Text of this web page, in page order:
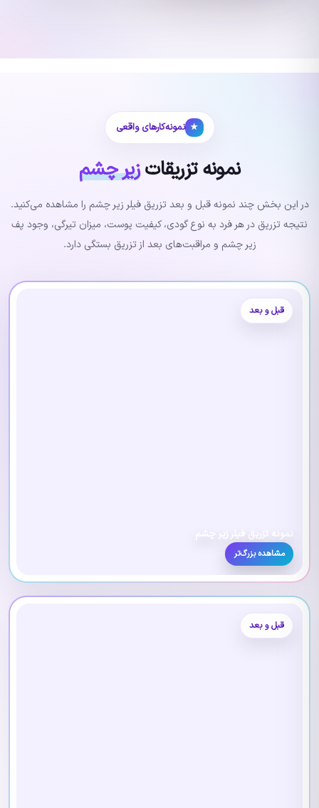
★ نمونه‌کارهای واقعی
نمونه تزریقاتزیر چشم
در این بخش چند نمونه قبل و بعد تزریق فیلر زیر چشم را مشاهده می‌کنید.
نتیجه تزریق در هر فرد به نوع گودی، کیفیت پوست، میزان تیرگی، وجود پف
زیر چشم و مراقبت‌های بعد از تزریق بستگی دارد.
قبل و بعد
نمونه تزریق فیلر زیر چشم
مشاهده بزرگ‌تر
قبل و بعد